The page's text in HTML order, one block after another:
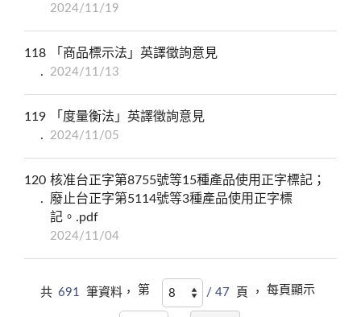
2024/11/19
118 「商品標示法」英譯徵詢意見
2024/11/13
119 「度量衡法」英譯徵詢意見
2024/11/05
120 核准台正字第8755號等15種產品使用正字標記；
廢止台正字第5114號等3種產品使用正字標
記。.pdf
2024/11/04
共 691 筆資料， 第 / 47 頁 ， 每頁顯示